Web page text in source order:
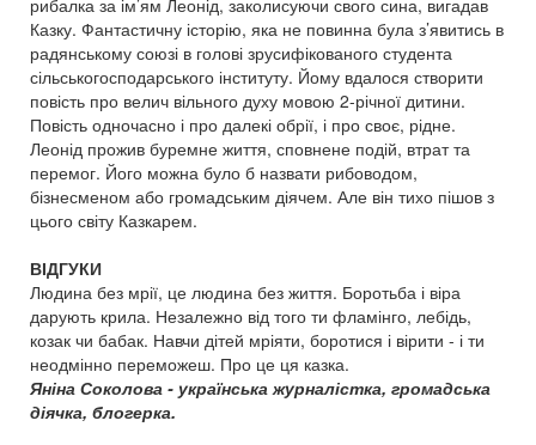
Казку. Фантастичну історію, яка не повинна була з’явитись в
радянському союзі в голові зрусифікованого студента
сільськогосподарського інституту. Йому вдалося створити
повість про велич вільного духу мовою 2-річної дитини.
Повість одночасно і про далекі обрії, і про своє, рідне.
Леонід прожив буремне життя, сповнене подій, втрат та
перемог. Його можна було б назвати рибоводом,
бізнесменом або громадським діячем. Але він тихо пішов з
цього світу Казкарем.
ВІДГУКИ
Людина без мрії, це людина без життя. Боротьба і віра
дарують крила. Незалежно від того ти фламінго, лебідь,
козак чи бабак. Навчи дітей мріяти, боротися і вірити - і ти
неодмінно переможеш. Про це ця казка.
Яніна Соколова - українська журналістка, громадська
діячка, блогерка.